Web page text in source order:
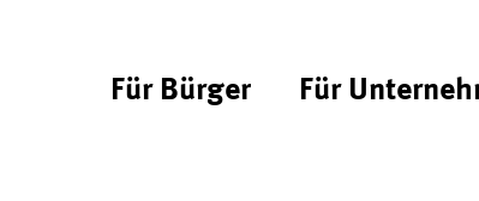
Für Bürger Für